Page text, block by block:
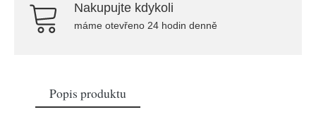
Nakupujte kdykoli
máme otevřeno 24 hodin denně
Popis produktu